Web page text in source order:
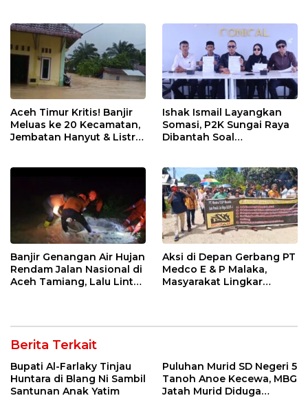
Aceh Timur Kritis! Banjir
Meluas ke 20 Kecamatan,
Jembatan Hanyut & Listrik
Ishak Ismail Layangkan
Somasi, P2K Sungai Raya
Dibantah Soal
Banjir Genangan Air Hujan
Rendam Jalan Nasional di
Aceh Tamiang, Lalu Lintas
Aksi di Depan Gerbang PT
Medco E & P Malaka,
Masyarakat Lingkar
Berita Terkait
Bupati Al-Farlaky Tinjau
Huntara di Blang Ni Sambil
Santunan Anak Yatim
Puluhan Murid SD Negeri 5
Tanoh Anoe Kecewa, MBG
Jatah Murid Diduga